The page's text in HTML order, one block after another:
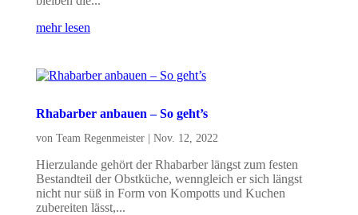
mehr lesen
Rhabarber anbauen – So geht’s
von Team Regenmeister| Nov. 12, 2022
Hierzulande gehört der Rhabarber längst zum festen
Bestandteil der Obstküche, wenngleich er sich längst
nicht nur süß in Form von Kompotts und Kuchen
zubereiten lässt,...